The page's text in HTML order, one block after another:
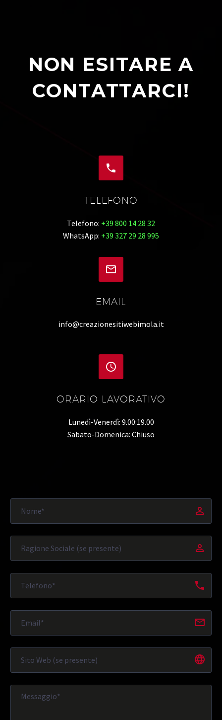
NON ESITARE A
CONTATTARCI!


TELEFONO
Telefono: +39 800 14 28 32
WhatsApp: +39 327 29 28 995


EMAIL
info@creazionesitiwebimola.it


ORARIO LAVORATIVO
Lunedì-Venerdì: 9.00:19.00
Sabato-Domenica: Chiuso